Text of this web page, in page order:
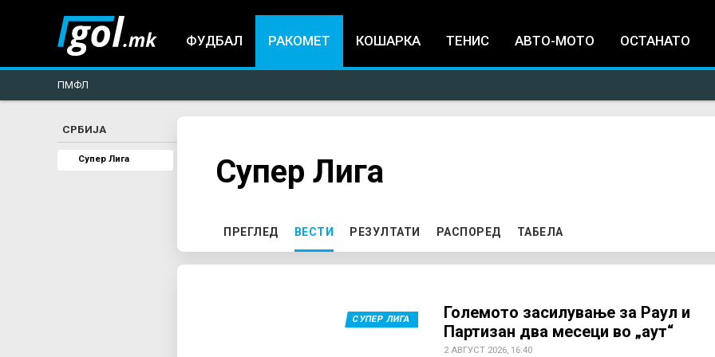
ФУДБАЛ РАКОМЕТ КОШАРКА ТЕНИС АВТО-МОТО ОСТАНАТО
ПМФЛ
You
Супер Лига
PПРЕГЛЕД ВЕСТИ (ACTIVE TAB)
РЕЗУЛТАТИ РАСПОРЕД ТАБЕЛА
СУПЕР ЛИГА
Големото засилување за Раул и
Партизан два месеци во „аут“
2 АВГУСТ 2026, 16:40
СРБИЈА
Супер Лига